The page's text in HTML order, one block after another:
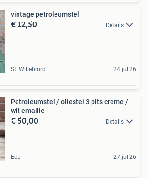
vintage petroleumstel
€ 12,50 Details
St. Willebrord 24 jul 26
Petroleumstel / oliestel 3 pits creme /
wit emaille
€ 50,00 Details
Ede 27 jul 26